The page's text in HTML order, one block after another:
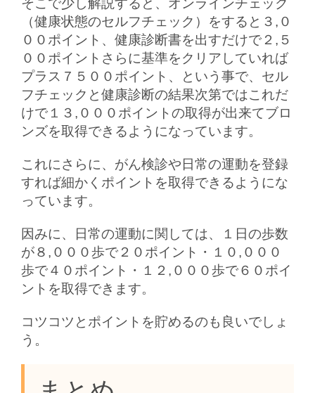
そこで少し解説すると、オンラインチェック
（健康状態のセルフチェック）をすると３,０
００ポイント、健康診断書を出すだけで２,５
００ポイントさらに基準をクリアしていれば
プラス７５００ポイント、という事で、セル
フチェックと健康診断の結果次第ではこれだ
けで１３,０００ポイントの取得が出来てブロ
ンズを取得できるようになっています。
これにさらに、がん検診や日常の運動を登録
すれば細かくポイントを取得できるようにな
っています。
因みに、日常の運動に関しては、１日の歩数
が８,０００歩で２０ポイント・１０,０００
歩で４０ポイント・１２,０００歩で６０ポイ
ントを取得できます。
コツコツとポイントを貯めるのも良いでしょ
う。